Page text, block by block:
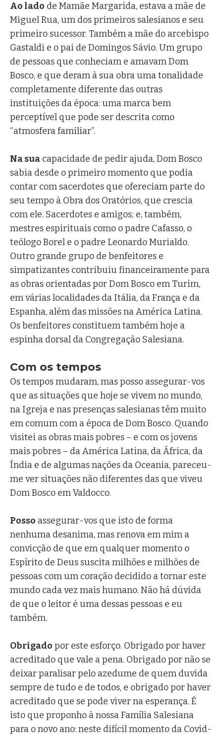
Ao lado de Mamãe Margarida, estava a mãe de
Miguel Rua, um dos primeiros salesianos e seu
primeiro sucessor. Também a mãe do arcebispo
Gastaldi e o pai de Domingos Sávio. Um grupo
de pessoas que conheciam e amavam Dom
Bosco, e que deram à sua obra uma tonalidade
completamente diferente das outras
instituições da época: uma marca bem
perceptível que pode ser descrita como
“atmosfera familiar”.
Na sua capacidade de pedir ajuda, Dom Bosco
sabia desde o primeiro momento que podia
contar com sacerdotes que ofereciam parte do
seu tempo à Obra dos Oratórios, que crescia
com ele. Sacerdotes e amigos; e, também,
mestres espirituais como o padre Cafasso, o
teólogo Borel e o padre Leonardo Murialdo.
Outro grande grupo de benfeitores e
simpatizantes contribuiu financeiramente para
as obras orientadas por Dom Bosco em Turim,
em várias localidades da Itália, da França e da
Espanha, além das missões na América Latina.
Os benfeitores constituem também hoje a
espinha dorsal da Congregação Salesiana.
Com os tempos
Os tempos mudaram, mas posso assegurar-vos
que as situações que hoje se vivem no mundo,
na Igreja e nas presenças salesianas têm muito
em comum com a época de Dom Bosco. Quando
visitei as obras mais pobres – e com os jovens
mais pobres – da América Latina, da África, da
Índia e de algumas nações da Oceania, pareceu-
me ver situações não diferentes das que viveu
Dom Bosco em Valdocco.
Posso assegurar-vos que isto de forma
nenhuma desanima, mas renova em mim a
convicção de que em qualquer momento o
Espírito de Deus suscita milhões e milhões de
pessoas com um coração decidido a tornar este
mundo cada vez mais humano. Não há dúvida
de que o leitor é uma dessas pessoas e eu
também.
Obrigado por este esforço. Obrigado por haver
acreditado que vale a pena. Obrigado por não se
deixar paralisar pelo azedume de quem duvida
sempre de tudo e de todos, e obrigado por haver
acreditado que se pode viver na esperança. É
isto que proponho à nossa Família Salesiana
para o novo ano: neste difícil momento da Covid-